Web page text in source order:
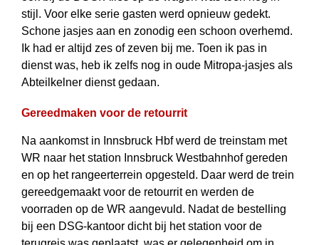
stijl. Voor elke serie gasten werd opnieuw gedekt.
Schone jasjes aan en zonodig een schoon overhemd.
Ik had er altijd zes of zeven bij me. Toen ik pas in
dienst was, heb ik zelfs nog in oude Mitropa-jasjes als
Abteilkelner dienst gedaan.
Gereedmaken voor de retourrit
Na aankomst in Innsbruck Hbf werd de treinstam met
WR naar het station Innsbruck Westbahnhof gereden
en op het rangeerterrein opgesteld. Daar werd de trein
gereedgemaakt voor de retourrit en werden de
voorraden op de WR aangevuld. Nadat de bestelling
bij een DSG-kantoor dicht bij het station voor de